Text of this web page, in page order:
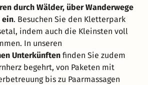
durch Wälder, über Wanderwege
ein. Besuchen Sie den Kletterpark
indem auch die Kleinsten voll
In unseren
Unterkünften finden Sie zudem
begehrt, von Paketen mit
bis zu Paarmassagen